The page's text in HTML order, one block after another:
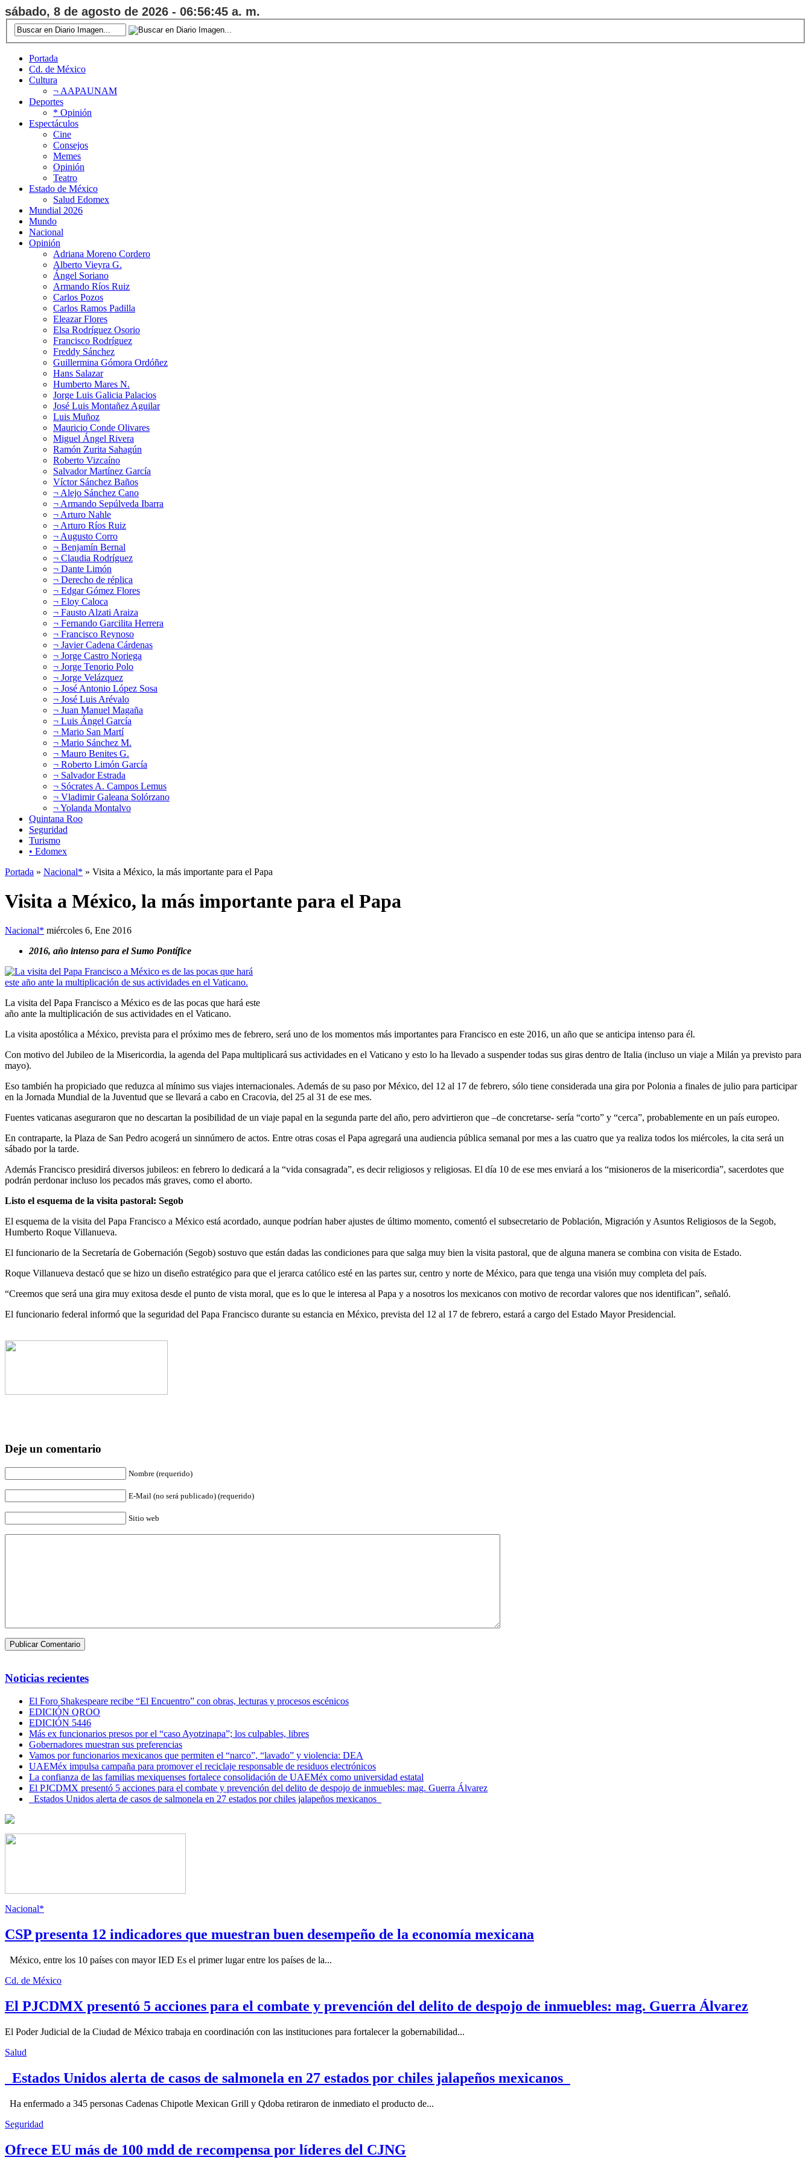
sábado, 8 de agosto de 2026 - 06:56:46 a. m.
Portada
Cd. de México
Cultura
¬ AAPAUNAM
Deportes
* Opinión
Espectáculos
Cine
Consejos
Memes
Opinión
Teatro
Estado de México
Salud Edomex
Mundial 2026
Mundo
Nacional
Opinión
Adriana Moreno Cordero
Alberto Vieyra G.
Ángel Soriano
Armando Ríos Ruiz
Carlos Pozos
Carlos Ramos Padilla
Eleazar Flores
Elsa Rodríguez Osorio
Francisco Rodríguez
Freddy Sánchez
Guillermina Gómora Ordóñez
Hans Salazar
Humberto Mares N.
Jorge Luis Galicia Palacios
José Luis Montañez Aguilar
Luis Muñoz
Mauricio Conde Olivares
Miguel Ángel Rivera
Ramón Zurita Sahagún
Roberto Vizcaíno
Salvador Martínez García
Víctor Sánchez Baños
¬ Alejo Sánchez Cano
¬ Armando Sepúlveda Ibarra
¬ Arturo Nahle
¬ Arturo Ríos Ruiz
¬ Augusto Corro
¬ Benjamín Bernal
¬ Claudia Rodríguez
¬ Dante Limón
¬ Derecho de réplica
¬ Edgar Gómez Flores
¬ Eloy Caloca
¬ Fausto Alzati Araiza
¬ Fernando Garcilita Herrera
¬ Francisco Reynoso
¬ Javier Cadena Cárdenas
¬ Jorge Castro Noriega
¬ Jorge Tenorio Polo
¬ Jorge Velázquez
¬ José Antonio López Sosa
¬ José Luis Arévalo
¬ Juan Manuel Magaña
¬ Luis Ángel García
¬ Mario San Martí
¬ Mario Sánchez M.
¬ Mauro Benites G.
¬ Roberto Limón García
¬ Salvador Estrada
¬ Sócrates A. Campos Lemus
¬ Vladimir Galeana Solórzano
¬ Yolanda Montalvo
Quintana Roo
Seguridad
Turismo
• Edomex
Portada » Nacional* » Visita a México, la más importante para el Papa
Visita a México, la más importante para el Papa
Nacional* miércoles 6, Ene 2016
2016, año intenso para el Sumo Pontífice
La visita del Papa Francisco a México es de las pocas que hará este
año ante la multiplicación de sus actividades en el Vaticano.
La visita apostólica a México, prevista para el próximo mes de febrero, será uno de los momentos más importantes para Francisco en este 2016, un año que se anticipa intenso para él.
Con motivo del Jubileo de la Misericordia, la agenda del Papa multiplicará sus actividades en el Vaticano y esto lo ha llevado a suspender todas sus giras dentro de Italia (incluso un viaje a Milán ya previsto para
mayo).
Eso también ha propiciado que reduzca al mínimo sus viajes internacionales. Además de su paso por México, del 12 al 17 de febrero, sólo tiene considerada una gira por Polonia a finales de julio para participar
en la Jornada Mundial de la Juventud que se llevará a cabo en Cracovia, del 25 al 31 de ese mes.
Fuentes vaticanas aseguraron que no descartan la posibilidad de un viaje papal en la segunda parte del año, pero advirtieron que –de concretarse- sería “corto” y “cerca”, probablemente en un país europeo.
En contraparte, la Plaza de San Pedro acogerá un sinnúmero de actos. Entre otras cosas el Papa agregará una audiencia pública semanal por mes a las cuatro que ya realiza todos los miércoles, la cita será un
sábado por la tarde.
Además Francisco presidirá diversos jubileos: en febrero lo dedicará a la “vida consagrada”, es decir religiosos y religiosas. El día 10 de ese mes enviará a los “misioneros de la misericordia”, sacerdotes que
podrán perdonar incluso los pecados más graves, como el aborto.
Listo el esquema de la visita pastoral: Segob
El esquema de la visita del Papa Francisco a México está acordado, aunque podrían haber ajustes de último momento, comentó el subsecretario de Población, Migración y Asuntos Religiosos de la Segob,
Humberto Roque Villanueva.
El funcionario de la Secretaría de Gobernación (Segob) sostuvo que están dadas las condiciones para que salga muy bien la visita pastoral, que de alguna manera se combina con visita de Estado.
Roque Villanueva destacó que se hizo un diseño estratégico para que el jerarca católico esté en las partes sur, centro y norte de México, para que tenga una visión muy completa del país.
“Creemos que será una gira muy exitosa desde el punto de vista moral, que es lo que le interesa al Papa y a nosotros los mexicanos con motivo de recordar valores que nos identifican”, señaló.
El funcionario federal informó que la seguridad del Papa Francisco durante su estancia en México, prevista del 12 al 17 de febrero, estará a cargo del Estado Mayor Presidencial.
Deje un comentario
Nombre (requerido)
E-Mail (no será publicado) (requerido)
Sitio web
Noticias recientes
El Foro Shakespeare recibe “El Encuentro” con obras, lecturas y procesos escénicos
EDICIÓN QROO
EDICIÓN 5446
Más ex funcionarios presos por el “caso Ayotzinapa”; los culpables, libres
Gobernadores muestran sus preferencias
Vamos por funcionarios mexicanos que permiten el “narco”, “lavado” y violencia: DEA
UAEMéx impulsa campaña para promover el reciclaje responsable de residuos electrónicos
La confianza de las familias mexiquenses fortalece consolidación de UAEMéx como universidad estatal
El PJCDMX presentó 5 acciones para el combate y prevención del delito de despojo de inmuebles: mag. Guerra Álvarez
Estados Unidos alerta de casos de salmonela en 27 estados por chiles jalapeños mexicanos
Nacional*
CSP presenta 12 indicadores que muestran buen desempeño de la economía mexicana
México, entre los 10 países con mayor IED Es el primer lugar entre los países de la...
Cd. de México
El PJCDMX presentó 5 acciones para el combate y prevención del delito de despojo de inmuebles: mag. Guerra Álvarez
El Poder Judicial de la Ciudad de México trabaja en coordinación con las instituciones para fortalecer la gobernabilidad...
Salud
Estados Unidos alerta de casos de salmonela en 27 estados por chiles jalapeños mexicanos
Ha enfermado a 345 personas Cadenas Chipotle Mexican Grill y Qdoba retiraron de inmediato el producto de...
Seguridad
Ofrece EU más de 100 mdd de recompensa por líderes del CJNG